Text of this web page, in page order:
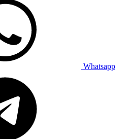
Whatsapp